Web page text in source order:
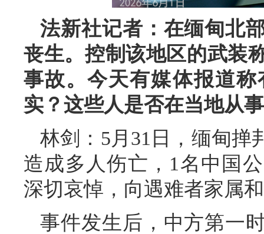
法新社记者：在缅甸北
丧生。控制该地区的武装
事故。今天有媒体报道
实？这些人是否在当地从
林剑：5月31日，缅甸掸
造成多人伤亡，1名中国
深切哀悼，向遇难者家属
事件发生后，中方第一